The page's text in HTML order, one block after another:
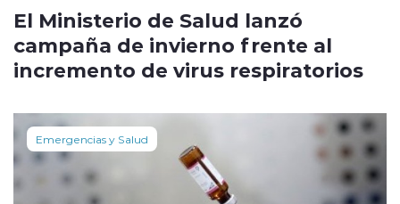
El Ministerio de Salud lanzó
campaña de invierno frente al
incremento de virus respiratorios
Emergencias y Salud